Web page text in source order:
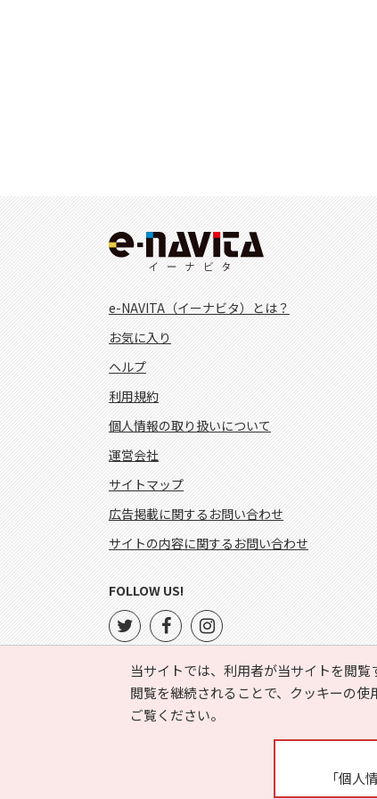
当サイトでは、利用者が当サイトを閲
閲覧を継続されることで、クッキーの使
ご覧ください。
「個人
e-NAVITA（イーナビタ）とは？
お気に入り
ヘルプ
利用規約
個人情報の取り扱いについて
運営会社
サイトマップ
広告掲載に関するお問い合わせ
サイトの内容に関するお問い合わせ
FOLLOW US!